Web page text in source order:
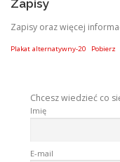
Zapisy
Zapisy oraz więcej
Plakat alternatywny-20 Pobierz
Chcesz wiedzieć co
Imię
E-mail